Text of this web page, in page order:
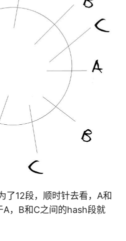
了12段，顺时针去看，A和
，B和C之间的hash段就